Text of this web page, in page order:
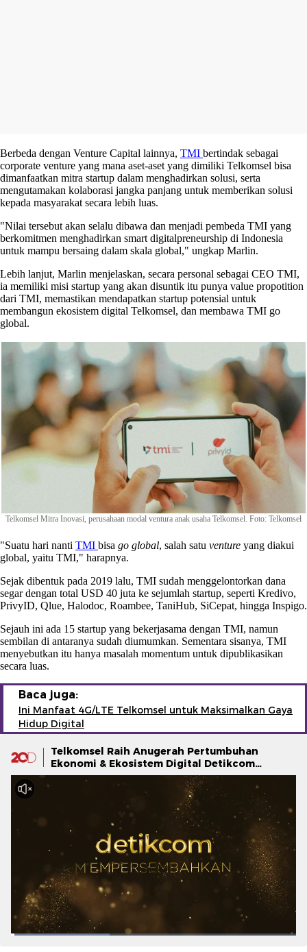
Berbeda dengan Venture Capital lainnya, TMI bertindak sebagai
corporate venture yang mana aset-aset yang dimiliki Telkomsel bisa
dimanfaatkan mitra startup dalam menghadirkan solusi, serta
mengutamakan kolaborasi jangka panjang untuk memberikan solusi
kepada masyarakat secara lebih luas.
"Nilai tersebut akan selalu dibawa dan menjadi pembeda TMI yang
berkomitmen menghadirkan smart digitalpreneurship di Indonesia
untuk mampu bersaing dalam skala global," ungkap Marlin.
Lebih lanjut, Marlin menjelaskan, secara personal sebagai CEO TMI,
ia memiliki misi startup yang akan disuntik itu punya value propotition
dari TMI, memastikan mendapatkan startup potensial untuk
membangun ekosistem digital Telkomsel, dan membawa TMI go
global.
Telkomsel Mitra Inovasi, perusahaan modal ventura anak usaha Telkomsel. Foto: Telkomsel
"Suatu hari nanti TMI bisa go global, salah satu venture yang diakui
global, yaitu TMI," harapnya.
Sejak dibentuk pada 2019 lalu, TMI sudah menggelontorkan dana
segar dengan total USD 40 juta ke sejumlah startup, seperti Kredivo,
PrivyID, Qlue, Halodoc, Roambee, TaniHub, SiCepat, hingga Inspigo.
Sejauh ini ada 15 startup yang bekerjasama dengan TMI, namun
sembilan di antaranya sudah diumumkan. Sementara sisanya, TMI
menyebutkan itu hanya masalah momentum untuk dipublikasikan
secara luas.
Baca juga:
Ini Manfaat 4G/LTE Telkomsel untuk Maksimalkan Gaya
Hidup Digital
Telkomsel Raih Anugerah Pertumbuhan
Ekonomi & Ekosistem Digital Detikcom
Awards 2025